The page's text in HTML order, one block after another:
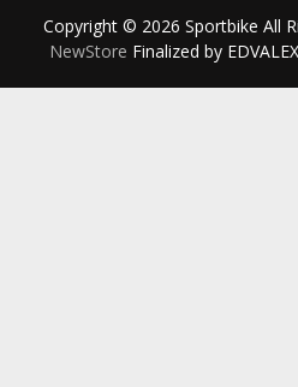
Copyright © 2026 Sportbike All
NewStore Finalized by